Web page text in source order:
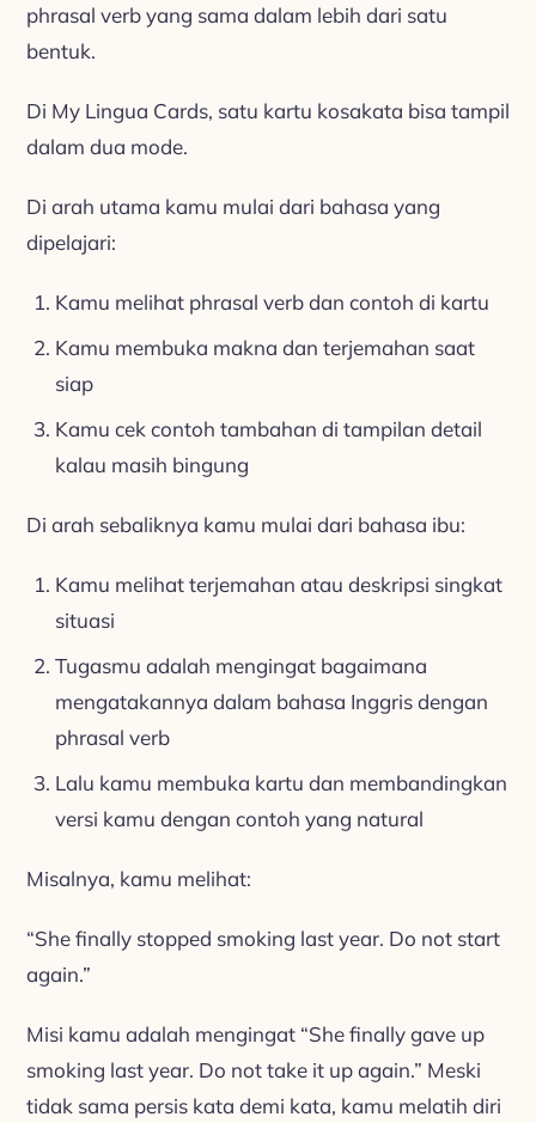
phrasal verb yang sama dalam lebih dari satu
bentuk.
Di My Lingua Cards, satu kartu kosakata bisa tampil
dalam dua mode.
Di arah utama kamu mulai dari bahasa yang
dipelajari:
Kamu melihat phrasal verb dan contoh di kartu
Kamu membuka makna dan terjemahan saat
siap
Kamu cek contoh tambahan di tampilan detail
kalau masih bingung
Di arah sebaliknya kamu mulai dari bahasa ibu:
Kamu melihat terjemahan atau deskripsi singkat
situasi
Tugasmu adalah mengingat bagaimana
mengatakannya dalam bahasa Inggris dengan
phrasal verb
Lalu kamu membuka kartu dan membandingkan
versi kamu dengan contoh yang natural
Misalnya, kamu melihat:
“She finally stopped smoking last year. Do not start
again.”
Misi kamu adalah mengingat “She finally gave up
smoking last year. Do not take it up again.” Meski
tidak sama persis kata demi kata, kamu melatih diri